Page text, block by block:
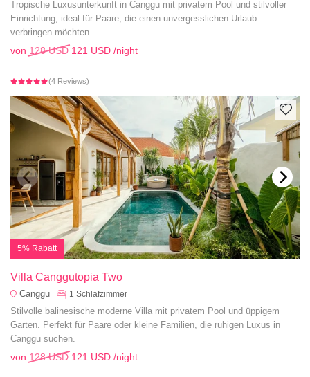
Tropische Luxusunterkunft in Canggu mit privatem Pool und stilvoller
Einrichtung, ideal für Paare, die einen unvergesslichen Urlaub
verbringen möchten.
von 128 USD 121 USD /night
(4 Reviews)
5% Rabatt
Villa Canggutopia Two
Canggu 1 Schlafzimmer
Stilvolle balinesische moderne Villa mit privatem Pool und üppigem
Garten. Perfekt für Paare oder kleine Familien, die ruhigen Luxus in
Canggu suchen.
von 128 USD 121 USD /night